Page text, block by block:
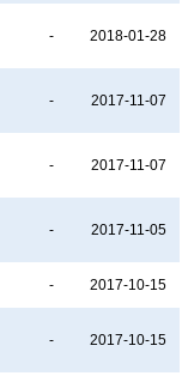
- 2018-01-28
- 2017-11-07
- 2017-11-07
- 2017-11-05
- 2017-10-15
- 2017-10-15